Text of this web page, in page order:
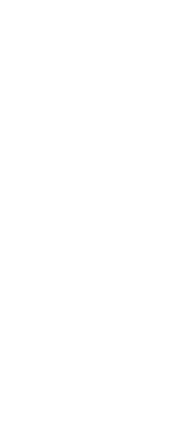
Di Động
với
Studio.
Layout,
thành phần cơ